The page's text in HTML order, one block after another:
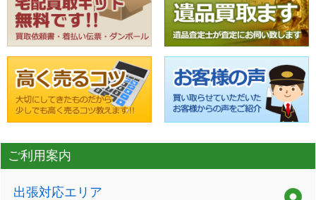
ご利用案内
出張対応エリア